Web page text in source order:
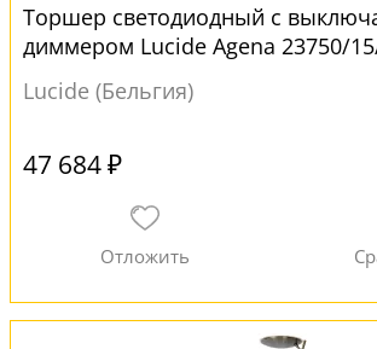
Торшер светодиодный с
диммером Lucide Agena 23750/
лампами
Lucide (Бельгия)
47 684 ₽